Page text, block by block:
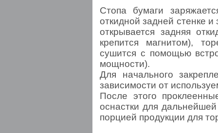
Стопа бумаги
откидной задней стенке
открывается задняя
крепится магнитом),
сушится с помощью
мощности).
Для начального
зависимости от
После этого
оснастки для
порцией продукции для